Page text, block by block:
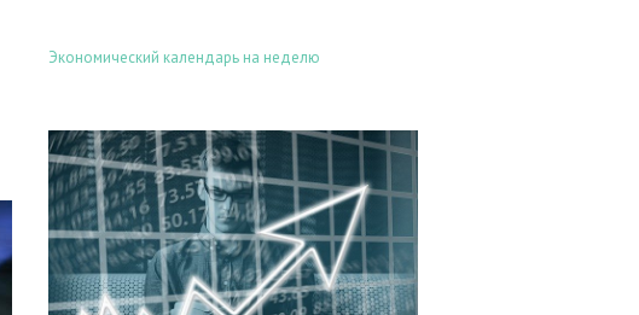
Экономический календарь на неделю